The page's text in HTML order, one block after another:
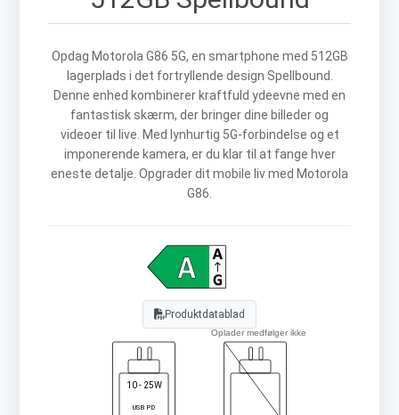
Opdag Motorola G86 5G, en smartphone med 512GB
lagerplads i det fortryllende design Spellbound.
Denne enhed kombinerer kraftfuld ydeevne med en
fantastisk skærm, der bringer dine billeder og
videoer til live. Med lynhurtig 5G-forbindelse og et
imponerende kamera, er du klar til at fange hver
eneste detalje. Opgrader dit mobile liv med Motorola
G86.
Produktdatablad
10 - 25W
USB PD
Oplader medfølger ikke